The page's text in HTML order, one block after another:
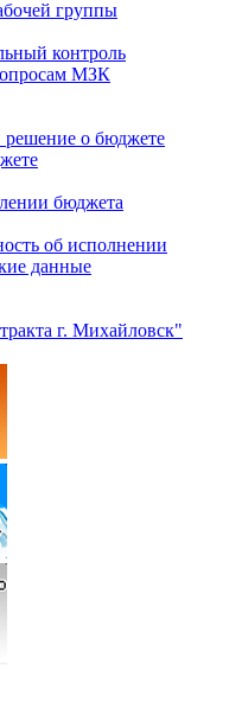
группы
контроль
МЗК
решение о бюджете
бюджета
об исполнении
данные
г. Михайловск"